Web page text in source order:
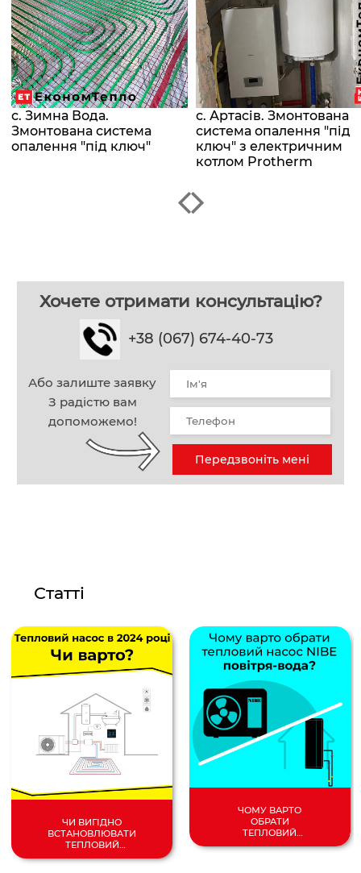
с. Зимна Вода.
Змонтована система
опалення "під ключ"
с. Артасів. Змонтована
система опалення "під
ключ" з електричним
котлом Protherm
Хочете отримати консультацію?
+38 (067) 674-40-73
Або залиште заявку
З радістю вам
допоможемо!
Передзвоніть мені
Статті
ЧИ ВИГІДНО
ВСТАНОВЛЮВАТИ
ТЕПЛОВИЙ
НАСОС У 2024
ЧОМУ ВАРТО
ОБРАТИ
ТЕПЛОВИЙ
НАСОС